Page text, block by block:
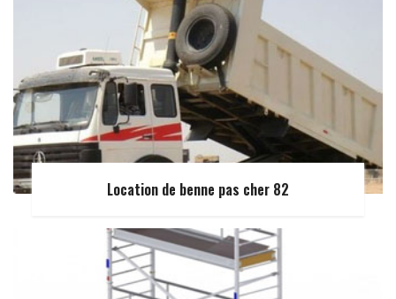
Location de benne pas cher 82